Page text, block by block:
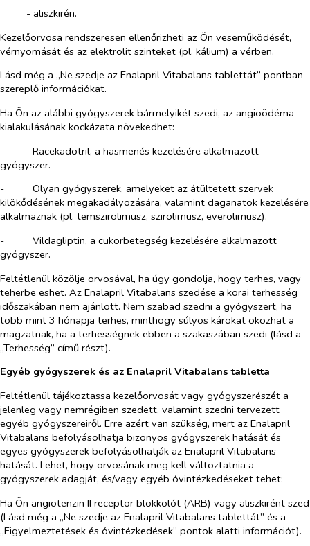
- aliszkirén.
Kezelőorvosa rendszeresen ellenőrizheti az Ön veseműködését,
vérnyomását és az elektrolit szinteket (pl. kálium) a vérben.
Lásd még a „Ne szedje az Enalapril Vitabalans tablettát” pontban
szereplő információkat.
Ha Ön az alábbi gyógyszerek bármelyikét szedi, az angioödéma
kialakulásának kockázata növekedhet:
-​
Racekadotril, a hasmenés kezelésére alkalmazott
gyógyszer.
-​
Olyan gyógyszerek, amelyeket az átültetett szervek
kilökődésének megakadályozására, valamint daganatok kezelésére
alkalmaznak (pl. temszirolimusz, szirolimusz, everolimusz).
-​
Vildagliptin, a cukorbetegség kezelésére alkalmazott
gyógyszer.
Feltétlenül közölje orvosával, ha úgy gondolja, hogy terhes, vagy
teherbe eshet. Az Enalapril Vitabalans szedése a korai terhesség
időszakában nem ajánlott. Nem szabad szedni a gyógyszert, ha
több mint 3 hónapja terhes, minthogy súlyos károkat okozhat a
magzatnak, ha a terhességnek ebben a szakaszában szedi (lásd a
„Terhesség” című részt).
Egyéb gyógyszerek és az Enalapril Vitabalans tabletta
Feltétlenül tájékoztassa kezelőorvosát vagy gyógyszerészét a
jelenleg vagy nemrégiben szedett, valamint szedni tervezett
egyéb gyógyszereiről. Erre azért van szükség, mert az Enalapril
Vitabalans befolyásolhatja bizonyos gyógyszerek hatását és
egyes gyógyszerek befolyásolhatják az Enalapril Vitabalans
hatását. Lehet, hogy orvosának meg kell változtatnia a
gyógyszerek adagját, és/vagy egyéb óvintézkedéseket tehet:
Ha Ön angiotenzin II receptor blokkolót (ARB) vagy aliszkirént szed
(Lásd még a „Ne szedje az Enalapril Vitabalans tablettát” és a
„Figyelmeztetések és óvintézkedések” pontok alatti információt).